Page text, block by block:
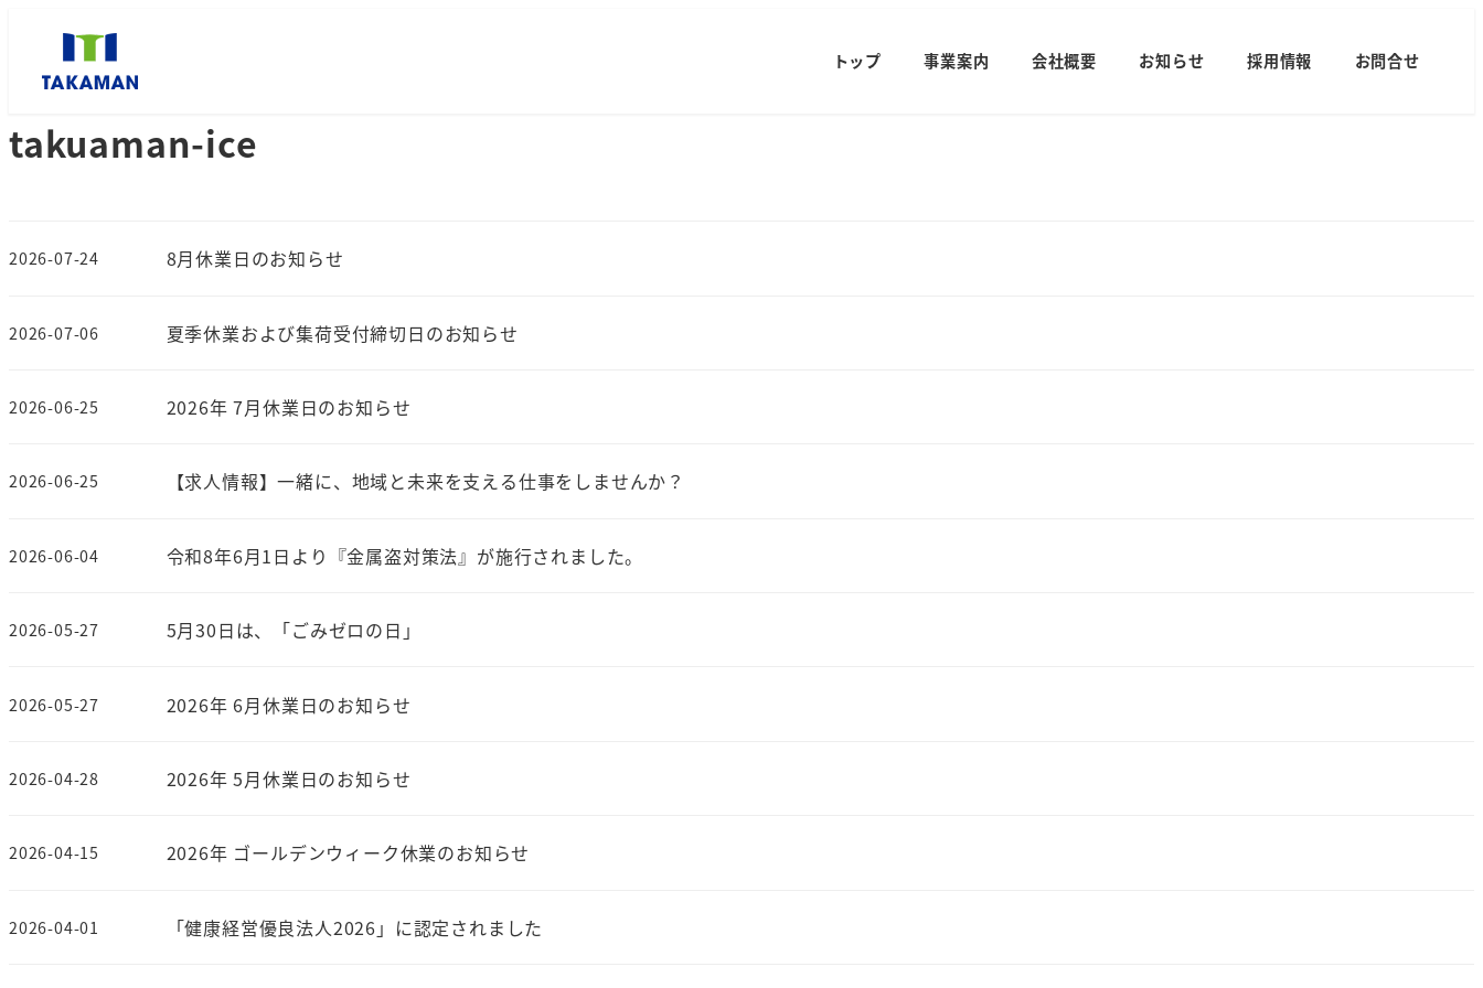
トップ 事業案内 会社概要 お知らせ 採用情報 お問合せ
takuaman-ice
8月休業日のお知らせ
2026-07-24
夏季休業および集荷受付締切日のお知らせ
2026-07-06
2026年 7月休業日のお知らせ
2026-06-25
【求人情報】一緒に、地域と未来を支える仕事をしませんか？
2026-06-25
令和8年6月1日より『金属盗対策法』が施行されました。
2026-06-04
5月30日は、「ごみゼロの日」
2026-05-27
2026年 6月休業日のお知らせ
2026-05-27
2026年 5月休業日のお知らせ
2026-04-28
2026年 ゴールデンウィーク休業のお知らせ
2026-04-15
「健康経営優良法人2026」に認定されました
2026-04-01